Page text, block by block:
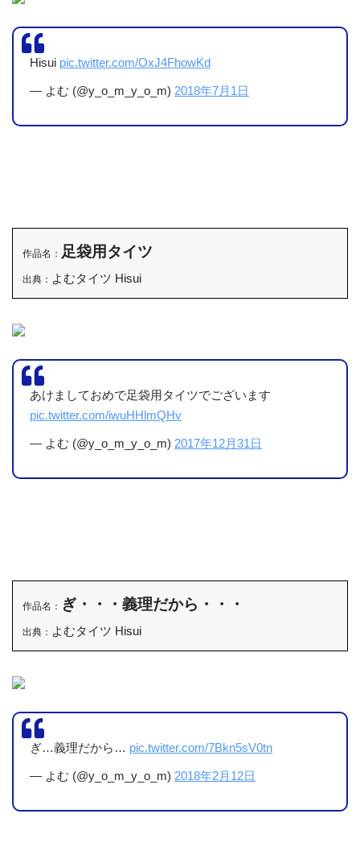
Hisui pic.twitter.com/OxJ4FhowKd
— よむ (@y_o_m_y_o_m) 2018年7月1日
作品名： 足袋用タイツ
出典： よむタイツ Hisui
あけましておめで足袋用タイツでございます
pic.twitter.com/iwuHHlmQHv
— よむ (@y_o_m_y_o_m) 2017年12月31日
作品名： ぎ・・・義理だから・・・
出典： よむタイツ Hisui
ぎ…義理だから… pic.twitter.com/7Bkn5sV0tn
— よむ (@y_o_m_y_o_m) 2018年2月12日